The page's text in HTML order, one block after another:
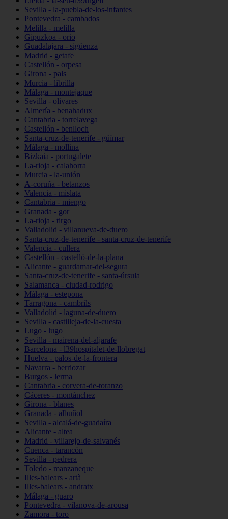
Sevilla - la-puebla-de-los-infantes
Pontevedra - cambados
Melilla - melilla
Gipuzkoa - orio
Guadalajara - sigüenza
Madrid - getafe
Castellón - orpesa
Girona - pals
Murcia - librilla
Málaga - montejaque
Sevilla - olivares
Almería - benahadux
Cantabria - torrelavega
Castellón - benlloch
Santa-cruz-de-tenerife - güímar
Málaga - mollina
Bizkaia - portugalete
La-rioja - calahorra
Murcia - la-unión
A-coruña - betanzos
Valencia - mislata
Cantabria - miengo
Granada - gor
La-rioja - tirgo
Valladolid - villanueva-de-duero
Santa-cruz-de-tenerife - santa-cruz-de-tenerife
Valencia - cullera
Castellón - castelló-de-la-plana
Alicante - guardamar-del-segura
Santa-cruz-de-tenerife - santa-úrsula
Salamanca - ciudad-rodrigo
Málaga - estepona
Tarragona - cambrils
Valladolid - laguna-de-duero
Sevilla - castilleja-de-la-cuesta
Lugo - lugo
Sevilla - mairena-del-aljarafe
Barcelona - l39hospitalet-de-llobregat
Huelva - palos-de-la-frontera
Navarra - berriozar
Burgos - lerma
Cantabria - corvera-de-toranzo
Cáceres - montánchez
Girona - blanes
Granada - albuñol
Sevilla - alcalá-de-guadaíra
Alicante - altea
Madrid - villarejo-de-salvanés
Cuenca - tarancón
Sevilla - pedrera
Toledo - manzaneque
Illes-balears - artà
Illes-balears - andratx
Málaga - guaro
Pontevedra - vilanova-de-arousa
Zamora - toro